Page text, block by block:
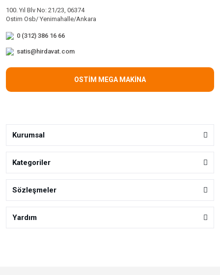
100. Yıl Blv No: 21/23, 06374
Ostim Osb/ Yenimahalle/Ankara
0 (312) 386 16 66
satis@hirdavat.com
OSTİM MEGA MAKİNA
Kurumsal
Kategoriler
Sözleşmeler
Yardım